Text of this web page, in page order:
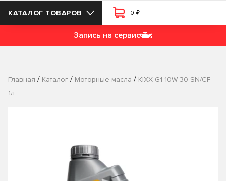
КАТАЛОГ ТОВАРОВ 0 ₽
Запись на сервис
Главная / Каталог / Моторные масла / KIXX G1 10W-30 SN/CF
1л